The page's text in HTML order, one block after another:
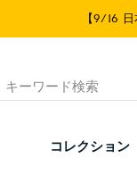
【9/16
コレクション